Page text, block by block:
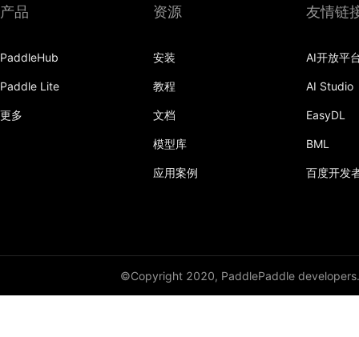
产品
PaddleHub
Paddle Lite
更多
资源
安装
教程
文档
模型库
应用案例
友情链
AI开放平
AI Studio
EasyDL
BML
百度开发
©Copyright 2020, PaddlePaddle developers.